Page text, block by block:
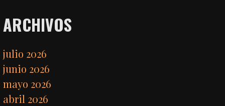
ARCHIVOS
julio 2026
junio 2026
mayo 2026
abril 2026